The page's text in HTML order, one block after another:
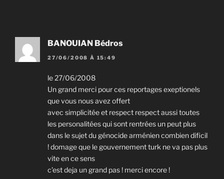
BANOUIAN Bédros
27/06/2008 À 15:49
le 27/06/2008
Un grand merci pour ces reportages exeptionels
que vous nous avez offert
avec simplicitée et respect respect aussi toutes
les personalitées qui sont rentrées un peut plus
dans le sujet du génocide arménien combien dificil
! domage que le gouvernement turk ne va pas plus
vite en ce sens
c’est deja un grand pas ! merci encore !